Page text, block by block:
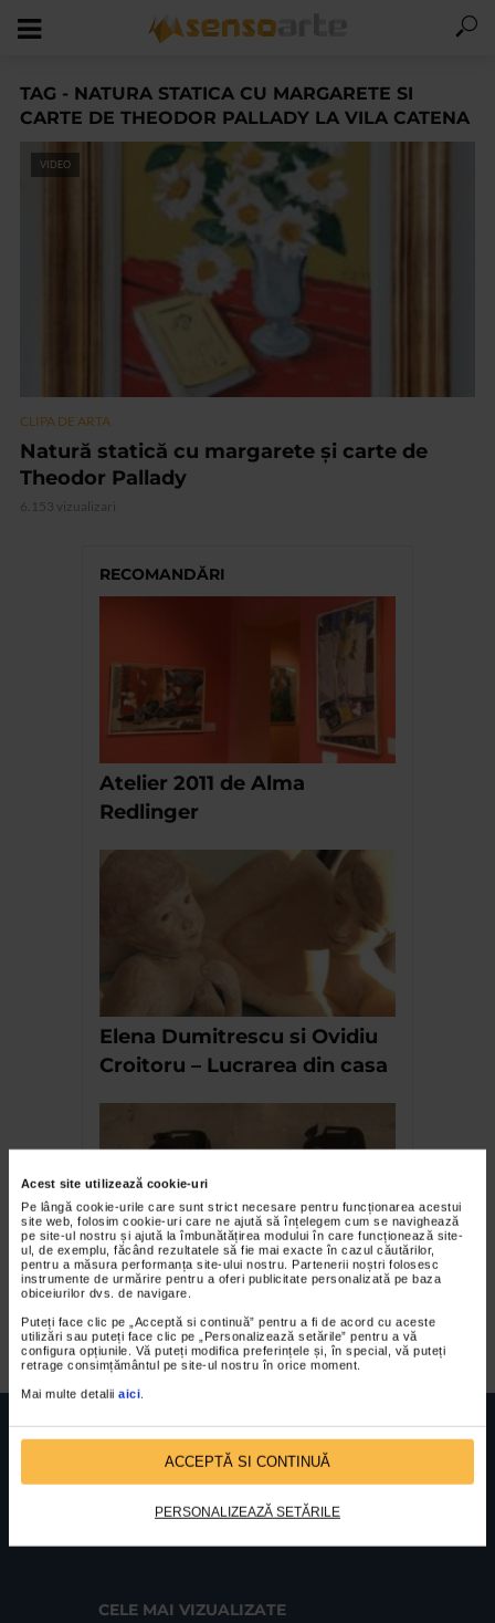
Acest site utilizează cookie-uri
Pe lângă cookie-urile care sunt strict necesare pentru funcționarea acestui
site web, folosim cookie-uri care ne ajută să înțelegem cum se navighează
pe site-ul nostru și ajută la îmbunătățirea modului în care funcționează site-
ul, de exemplu, făcând rezultatele să fie mai exacte în cazul căutărilor,
pentru a măsura performanța site-ului nostru. Partenerii noștri folosesc
instrumente de urmărire pentru a oferi publicitate personalizată pe baza
obiceiurilor dvs. de navigare.
Puteți face clic pe „Acceptă si continuă” pentru a fi de acord cu aceste
utilizări sau puteți face clic pe „Personalizează setările” pentru a vă
configura opțiunile. Vă puteți modifica preferințele și, în special, vă puteți
retrage consimțământul pe site-ul nostru în orice moment.
Mai multe detalii aici
ACCEPTĂ SI CONTINUĂ
PERSONALIZEAZĂ SETĂRILE
TAG - NATURA STATICA CU MARGARETE SI
CARTE DE THEODOR PALLADY LA VILA CATENA
VIDEO
CLIPA DE ARTA
Natură statică cu margarete și carte de
Theodor Pallady
6.153 vizualizari
RECOMANDĂRI
Atelier 2011 de Alma
Redlinger
Elena Dumitrescu si Ovidiu
Croitoru – Lucrarea din casa
Radu Mocanu – expozitia
Negru Auriu
FUNDATIA FILDAS ARTNr inreg registrul special: 4 PJ/ 29.01.2013
Cod fiscal: 9164384Sediu social: Str. Delfinului, Nr. 6, parter Bl. 42,
CELE MAI VIZUALIZATE